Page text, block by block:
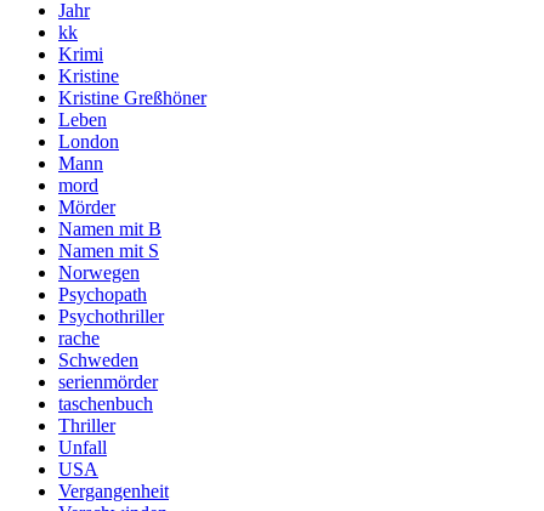
Jahr
kk
Krimi
Kristine
Kristine Greßhöner
Leben
London
Mann
mord
Mörder
Namen mit B
Namen mit S
Norwegen
Psychopath
Psychothriller
rache
Schweden
serienmörder
taschenbuch
Thriller
Unfall
USA
Vergangenheit